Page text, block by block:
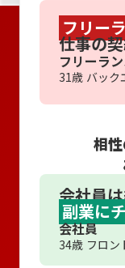
フリー
仕事の
フリーラ
31歳 バック
相
会社員
副業に
会社員
34歳 フロン